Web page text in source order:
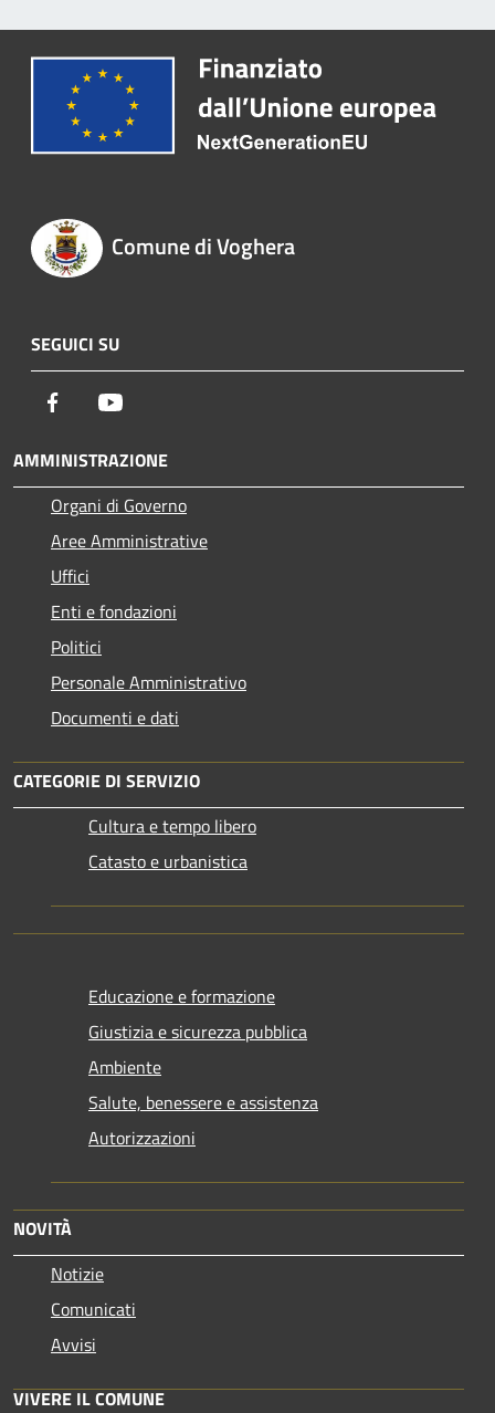
Comune di Voghera
SEGUICI SU
Facebook
AMMINISTRAZIONE
Organi di Governo
Aree Amministrative
Uffici
Enti e fondazioni
Politici
Personale Amministrativo
Documenti e dati
CATEGORIE DI SERVIZIO
Cultura e tempo libero
Catasto e urbanistica
Educazione e formazione
Giustizia e sicurezza pubblica
Ambiente
Salute, benessere e assistenza
Autorizzazioni
NOVITÀ
Notizie
Comunicati
Avvisi
VIVERE IL COMUNE